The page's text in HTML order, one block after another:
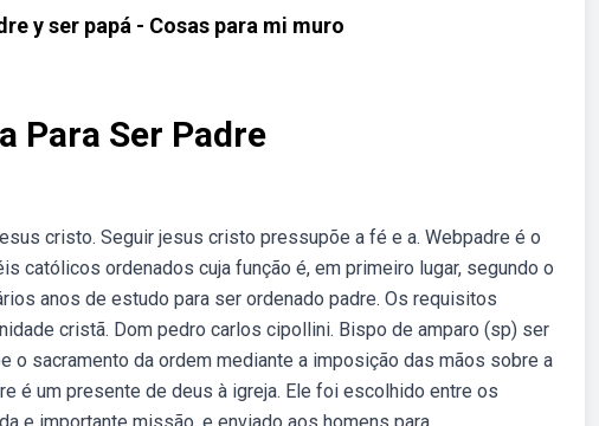
y ser papá - Cosas para mi muro
Para Ser Padre
cristo. Seguir jesus cristo pressupõe a fé e a. Webpadre é o
católicos ordenados cuja função é, em primeiro lugar, segundo o
anos de estudo para ser ordenado padre. Os requisitos
cristã. Dom pedro carlos cipollini. Bispo de amparo (sp) ser
o sacramento da ordem mediante a imposição das mãos sobre a
é um presente de deus à igreja. Ele foi escolhido entre os